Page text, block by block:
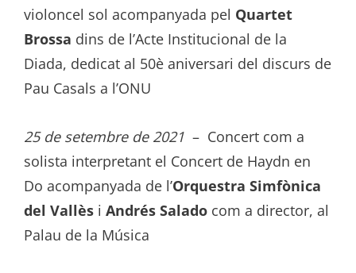
violoncel sol acompanyada pel Quartet
Brossa dins de l’Acte Institucional de la
Diada, dedicat al 50è aniversari del discurs de
Pau Casals a l’ONU
25 de setembre de 2021 – Concert com a
solista interpretant el Concert de Haydn en
Do acompanyada de l’Orquestra Simfònica
del Vallès i Andrés Salado com a director, al
Palau de la Música